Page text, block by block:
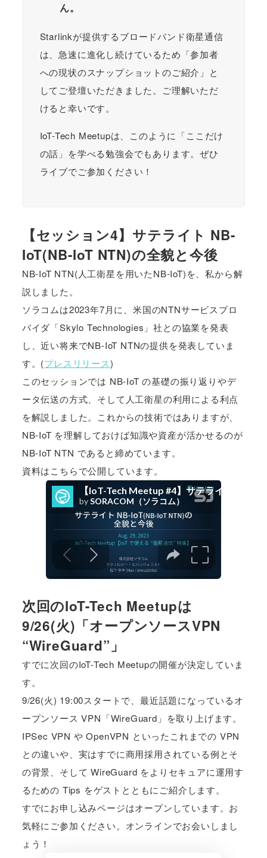
ん。
Starlinkが提供するブロードバンド衛星通信
は、急速に進化し続けているため「参加者
への現状のスナップショットのご紹介」と
してご登壇いただきました。ご理解いただ
けると幸いです。
IoT-Tech Meetupは、このように「ここだけ
の話」を学べる勉強会でもあります。ぜひ
ライブでご参加ください！
【セッション4】サテライト NB-
IoT(NB-IoT NTN)の全貌と今後
NB-IoT NTN(人工衛星を用いたNB-IoT)を、私から解
説しました。
ソラコムは2023年7月に、米国のNTNサービスプロ
バイダ「Skylo Technologies」社との協業を発表
し、近い将来でNB-IoT NTNの提供を発表していま
す。(プレスリリース)
このセッションでは NB-IoT の基礎の振り返りやデ
ータ伝送の方式、そして人工衛星の利用による利点
を解説しました。これからの技術ではありますが、
NB-IoT を理解しておけば知識や資産が活かせるのが
NB-IoT NTN であると締めています。
資料はこちらで公開しています。
次回のIoT-Tech Meetupは
9/26(火)「オープンソースVPN
“WireGuard”」
すでに次回のIoT-Tech Meetupの開催が決定していま
す。
9/26(火) 19:00スタートで、最近話題になっているオ
ープンソース VPN「WireGuard」を取り上げます。
IPSec VPN や OpenVPN といったこれまでの VPN
との違いや、実はすでに商用採用されている例とそ
の背景、そして WireGuard をよりセキュアに運用す
るための Tips をゲストとともにご紹介します。
すでにお申し込みページはオープンしています。お
気軽にご参加ください。オンラインでお会いしまし
ょう！